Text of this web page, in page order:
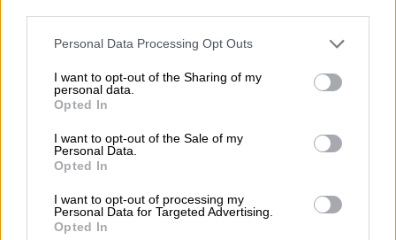
Please note that this website/app uses one or more Google
not limited to your visit or usage behaviour. You may click to
grant or deny consent to Google and its third-party tags to
use your data for below specified purposes in below Google
consent section.
Personal Data Processing Opt Outs
I want to opt-out of the Sharing of my
personal data.
Opted In
I want to opt-out of the Sale of my
Personal Data.
Opted In
I want to opt-out of processing my
Personal Data for Targeted Advertising.
Opted In
συνεχίζονται για τον εντοπισμό πιθανών
συνεργών. Ωστόσο, η χριστουγεννιάτικη
αγορά στο κέντρο της πόλης, που
αιματοκυλίστηκε το βράδυ της Τρίτης,
άνοιξε ξανά χθες, παρουσία, μάλιστα, του
Στήριξη από Μακρόν
Το απόγευμα αναμενόταν και η επίσκεψη του
Εμανουέλ Μακρόν στην πόλη της Αλσατίας